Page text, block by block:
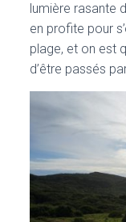
lumière rasante
en profite pour
plage, et on est
d’être passés